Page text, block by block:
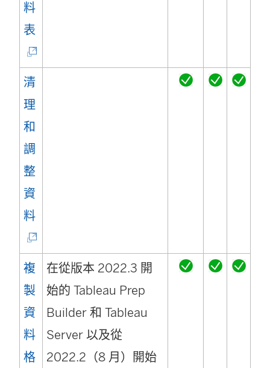
料
表
連
)
清
理
和
調
整
資
料(
連
複
製
資
料
格
在從版本 2022.3 開
始的 Tableau Prep
Builder 和 Tableau
Server 以及從
2022.2（8 月）開始